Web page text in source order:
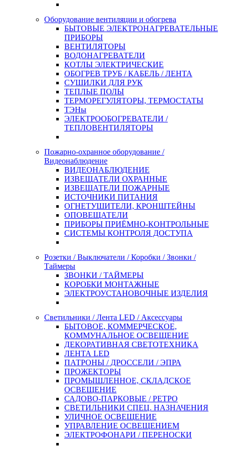
Оборудование вентиляции и обогрева
БЫТОВЫЕ ЭЛЕКТРОНАГРЕВАТЕЛЬНЫЕ
ПРИБОРЫ
ВЕНТИЛЯТОРЫ
ВОДОНАГРЕВАТЕЛИ
КОТЛЫ ЭЛЕКТРИЧЕСКИЕ
ОБОГРЕВ ТРУБ / КАБЕЛЬ / ЛЕНТА
СУШИЛКИ ДЛЯ РУК
ТЕПЛЫЕ ПОЛЫ
ТЕРМОРЕГУЛЯТОРЫ, ТЕРМОСТАТЫ
ТЭНы
ЭЛЕКТРООБОГРЕВАТЕЛИ /
ТЕПЛОВЕНТИЛЯТОРЫ
Пожарно-охранное оборудование /
Видеонаблюдение
ВИДЕОНАБЛЮДЕНИЕ
ИЗВЕЩАТЕЛИ ОХРАННЫЕ
ИЗВЕЩАТЕЛИ ПОЖАРНЫЕ
ИСТОЧНИКИ ПИТАНИЯ
ОГНЕТУШИТЕЛИ, КРОНШТЕЙНЫ
ОПОВЕЩАТЕЛИ
ПРИБОРЫ ПРИЁМНО-КОНТРОЛЬНЫЕ
СИСТЕМЫ КОНТРОЛЯ ДОСТУПА
Розетки / Выключатели / Коробки / Звонки /
Таймеры
ЗВОНКИ / ТАЙМЕРЫ
КОРОБКИ МОНТАЖНЫЕ
ЭЛЕКТРОУСТАНОВОЧНЫЕ ИЗДЕЛИЯ
Светильники / Лента LED / Аксессуары
БЫТОВОЕ, КОММЕРЧЕСКОЕ,
КОММУНАЛЬНОЕ ОСВЕЩЕНИЕ
ДЕКОРАТИВНАЯ СВЕТОТЕХНИКА
ЛЕНТА LED
ПАТРОНЫ / ДРОССЕЛИ / ЭПРА
ПРОЖЕКТОРЫ
ПРОМЫШЛЕННОЕ, СКЛАДСКОЕ
ОСВЕЩЕНИЕ
САДОВО-ПАРКОВЫЕ / РЕТРО
СВЕТИЛЬНИКИ СПЕЦ. НАЗНАЧЕНИЯ
УЛИЧНОЕ ОСВЕЩЕНИЕ
УПРАВЛЕНИЕ ОСВЕЩЕНИЕМ
ЭЛЕКТРОФОНАРИ / ПЕРЕНОСКИ